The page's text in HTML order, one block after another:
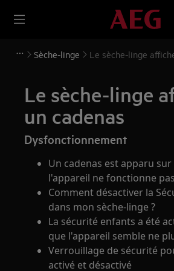
Sèche-linge Le sèche-linge
Le sèche-linge
un cadenas
Dysfonctionnement
Un cadenas est apparu
l'appareil ne fonctionne pas
Comment désactiver la
dans mon sèche-linge ?
La sécurité enfants a été
que l'appareil semble ne
Verrouillage de sécurité
activé et désactivé